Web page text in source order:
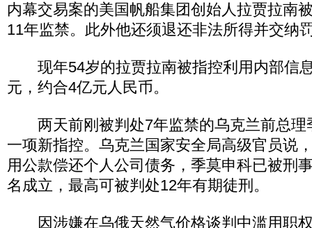
内幕交易案的美国帆船集团创始人拉贾拉南
11年监禁。此外他还须退还非法所得并交纳
现年54岁的拉贾拉南被指控利用内部信
元，约合4亿元人民币。
两天前刚被判处7年监禁的乌克兰前总理
一项新指控。乌克兰国家安全局高级官员说
用公款偿还个人公司债务，季莫申科已被刑
名成立，最高可被判处12年有期徒刑。
因涉嫌在乌俄天然气价格谈判中滥用职